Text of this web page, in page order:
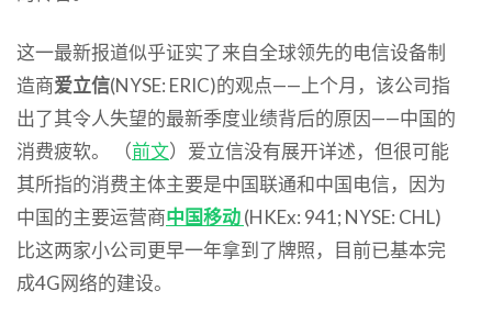
这一最新报道似乎证实了来自全球领先的电信设备制
造商爱立信(NYSE: ERIC)的观点——上个月，该公司指
出了其令人失望的最新季度业绩背后的原因——中国的
消费疲软。 （前文）爱立信没有展开详述，但很可能
其所指的消费主体主要是中国联通和中国电信，因为
中国的主要运营商中国移动(HKEx: 941; NYSE: CHL)
比这两家小公司更早一年拿到了牌照，目前已基本完
成4G网络的建设。